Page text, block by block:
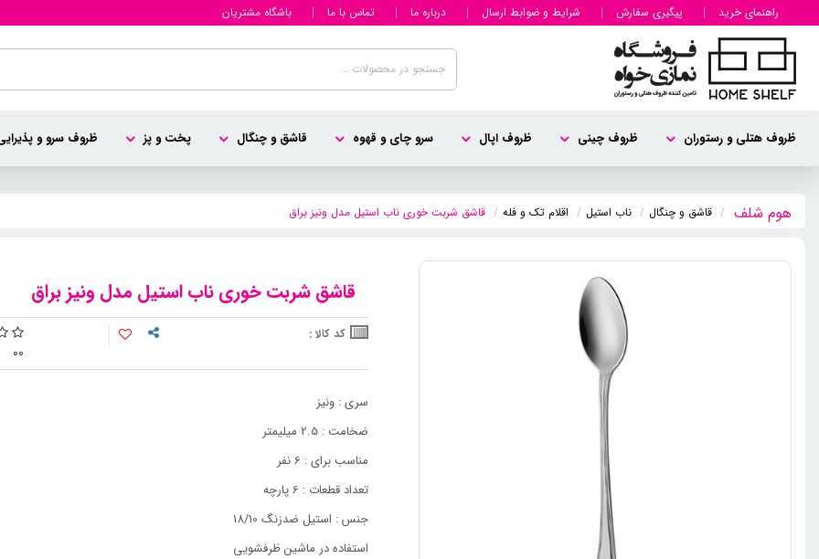
راهنمای خرید پیگیری سفارش شرایط و ضوابط ارسال درباره ما تماس با ما باشگاه مشتریان
ظروف هتلی و رستوران ظروف چینی ظروف اپال سرو چای و قهوه قاشق و چنگال پخت و پز ظروف سرو و
قاشق و چنگال ناب استیل اقلام تک و فله قاشق شربت خوری ناب استیل مدل ونیز براق
قاشق شربت خوری ناب استیل مدل ونیز براق
کد کالا :
00
سری : ونیز
ضخامت : 2.5 میلیمتر
مناسب برای : 6 نفر
تعداد قطعات : 6 پارچه
جنس : استیل ضدزنگ 18/10
استفاده در ماشین ظرفشویی